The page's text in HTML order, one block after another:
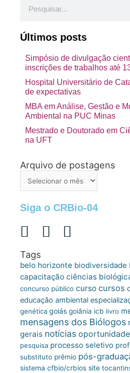
Últimos posts
Simpósio de divulgação
inscrições de trabalhos até
Hospital Universitário de
de expectativas
MBA em Análise, Gestão e
Ambiental na PUC Minas
Mestrado e Doutorado em
na UFT
Arquivo de postagens
Arquivo
Siga o CRBio-04
Tags
belo horizonte biodiversidade
capacitação ciências
concurso público curso cursos
educação ambiental
genética goiás goiânia icb livro
mensagens dos Biólogos
gerais notícias oportunidade
pesquisa processo seletivo
substituto prêmio pós-
sistema cfbio/crbios site